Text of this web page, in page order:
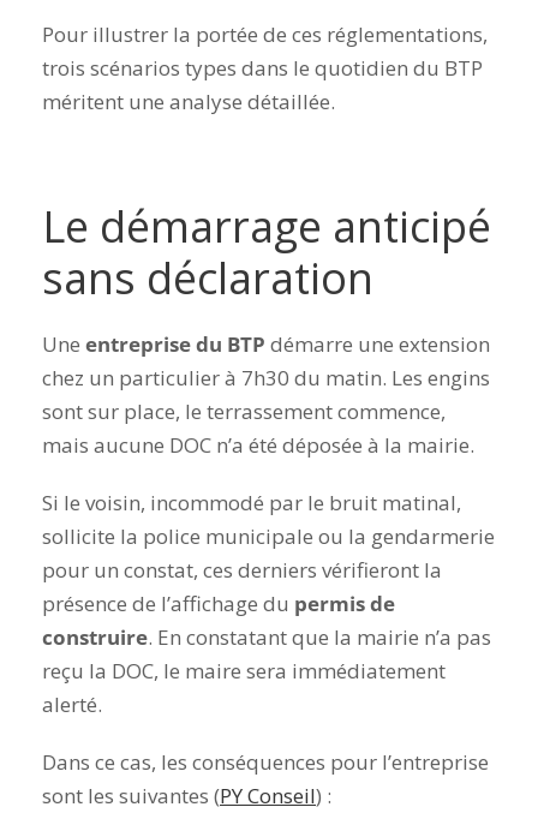
Pour illustrer la portée de ces réglementations,
trois scénarios types dans le quotidien du BTP
méritent une analyse détaillée.
Le démarrage anticipé
sans déclaration
Une entreprise du BTP démarre une extension
chez un particulier à 7h30 du matin. Les engins
sont sur place, le terrassement commence,
mais aucune DOC n’a été déposée à la mairie.
Si le voisin, incommodé par le bruit matinal,
sollicite la police municipale ou la gendarmerie
pour un constat, ces derniers vérifieront la
présence de l’affichage du permis de
construire. En constatant que la mairie n’a pas
reçu la DOC, le maire sera immédiatement
alerté.
Dans ce cas, les conséquences pour l’entreprise
sont les suivantes (PY Conseil) :